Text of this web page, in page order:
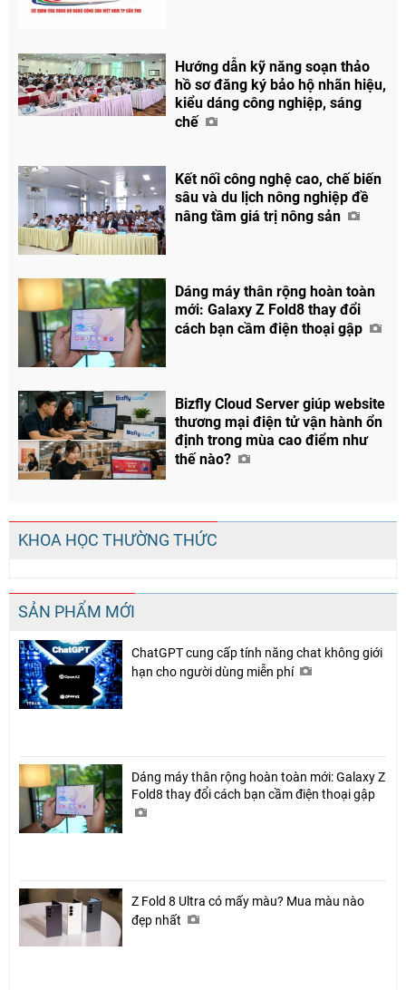
Hướng dẫn kỹ năng soạn thảo
hồ sơ đăng ký bảo hộ nhãn hiệu,
kiểu dáng công nghiệp, sáng
chế
Kết nối công nghệ cao, chế biến
sâu và du lịch nông nghiệp đề
nâng tầm giá trị nông sản
Dáng máy thân rộng hoàn toàn
mới: Galaxy Z Fold8 thay đổi
cách bạn cầm điện thoại gập
Bizfly Cloud Server giúp website
thương mại điện tử vận hành ổn
định trong mùa cao điểm như
thế nào?
KHOA HỌC THƯỜNG THỨC
SẢN PHẨM MỚI
ChatGPT cung cấp tính năng chat không giới
hạn cho người dùng miễn phí
Dáng máy thân rộng hoàn toàn mới: Galaxy Z
Fold8 thay đổi cách bạn cầm điện thoại gập
Z Fold 8 Ultra có mấy màu? Mua màu nào
đẹp nhất